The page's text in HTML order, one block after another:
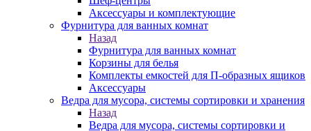
Аксессуары и комплектующие
Фурнитура для ванных комнат
Назад
Фурнитура для ванных комнат
Корзины для белья
Комплекты емкостей для П-образных ящиков
Аксессуары
Ведра для мусора, системы сортировки и хранения
Назад
Ведра для мусора, системы сортировки и